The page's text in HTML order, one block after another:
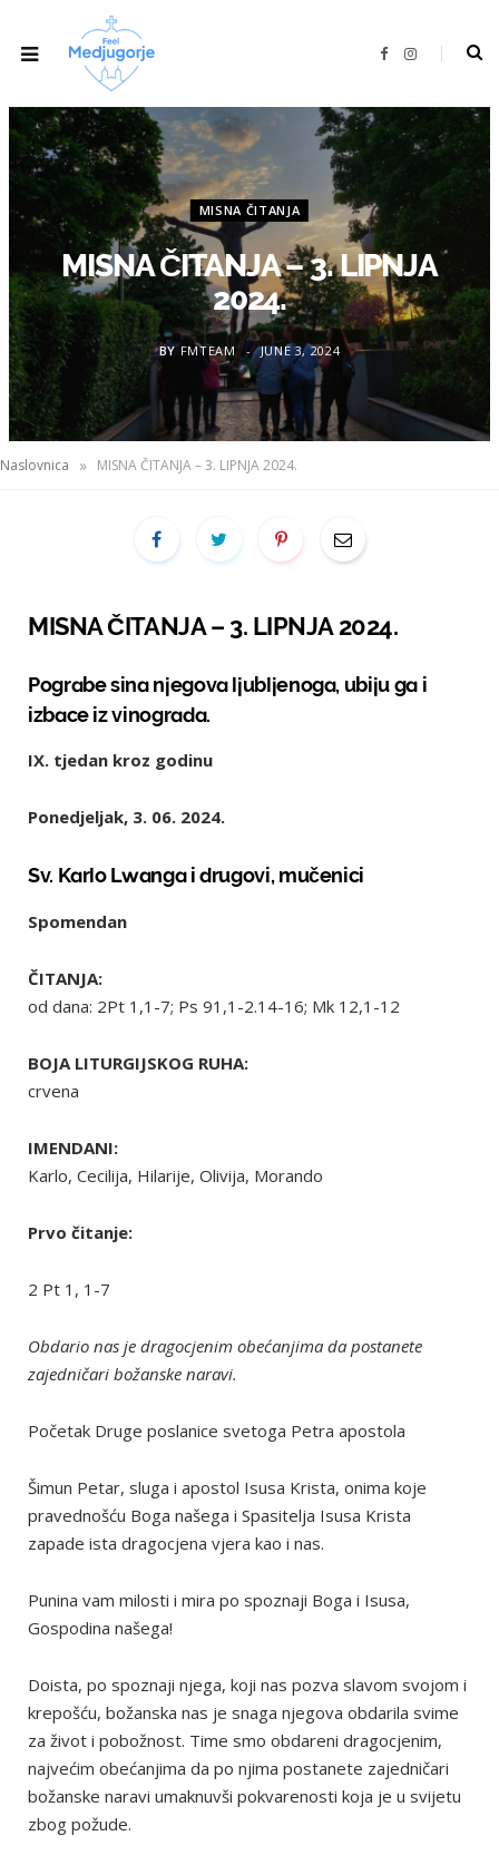
F
b
o
o
I
a
r
a
MISNA ČITANJA
MISNA ČITANJA – 3. LIPNJA
2024.
BY FMTEAM JUNE 3, 2024
Naslovnica » MISNA ČITANJA – 3. LIPNJA 2024.
MISNA ČITANJA – 3. LIPNJA 2024.
Pograbe sina njegova ljubljenoga, ubiju ga i
izbace iz vinograda.
IX. tjedan kroz godinu
Ponedjeljak, 3. 06. 2024.
Sv. Karlo Lwanga i drugovi, mučenici
Spomendan
ČITANJA:
od dana: 2Pt 1,1-7; Ps 91,1-2.14-16; Mk 12,1-12
BOJA LITURGIJSKOG RUHA:
crvena
IMENDANI:
Karlo, Cecilija, Hilarije, Olivija, Morando
Prvo čitanje:
2 Pt 1, 1-7
Obdario nas je dragocjenim obećanjima da postanete
zajedničari božanske naravi.
Početak Druge poslanice svetoga Petra apostola
Šimun Petar, sluga i apostol Isusa Krista, onima koje
pravednošću Boga našega i Spasitelja Isusa Krista
zapade ista dragocjena vjera kao i nas.
Punina vam milosti i mira po spoznaji Boga i Isusa,
Gospodina našega!
Doista, po spoznaji njega, koji nas pozva slavom svojom i
krepošću, božanska nas je snaga njegova obdarila svime
za život i pobožnost. Time smo obdareni dragocjenim,
najvećim obećanjima da po njima postanete zajedničari
božanske naravi umaknuvši pokvarenosti koja je u svijetu
zbog požude.